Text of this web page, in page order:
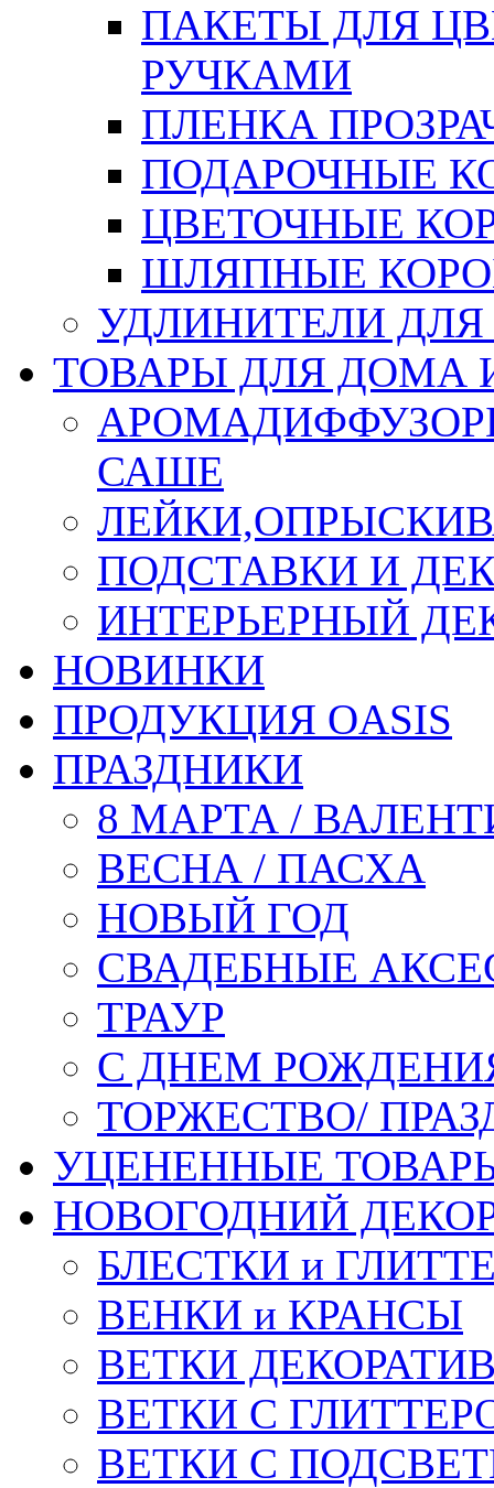
ПАКЕТЫ ДЛЯ
РУЧКАМИ
ПЛЕНКА
ПОДАРОЧНЫЕ
ЦВЕТОЧНЫЕ
ШЛЯПНЫЕ
УДЛИНИТЕЛИ
ТОВАРЫ ДЛЯ ДОМА
САШЕ
ПОДСТАВКИ И
ИНТЕРЬЕРНЫЙ
НОВИНКИ
ПРОДУКЦИЯ OASIS
ПРАЗДНИКИ
8 МАРТА /
ВЕСНА / ПАСХА
НОВЫЙ ГОД
СВАДЕБНЫЕ
ТРАУР
С ДНЕМ
ТОРЖЕСТВО/
УЦЕНЕННЫЕ
НОВОГОДНИЙ
БЛЕСТКИ и
ВЕНКИ и КРАНСЫ
ВЕТКИ
ВЕТКИ С
ВЕТКИ С